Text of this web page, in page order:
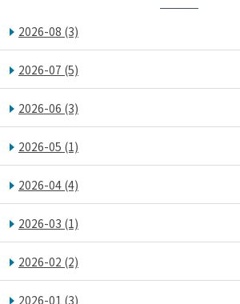
2026-08 (3)
2026-07 (5)
2026-06 (3)
2026-05 (1)
2026-04 (4)
2026-03 (1)
2026-02 (2)
2026-01 (3)